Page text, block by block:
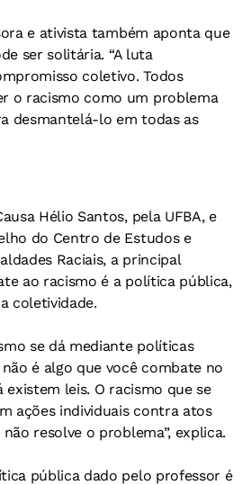
e ativista também aponta que
ser solitária. “A luta
coletivo. Todos
o racismo como um problema
desmantelá-lo em todas as
Hélio Santos, pela UFBA, e
do Centro de Estudos e
Raciais, a principal
ao racismo é a política pública,
coletividade.
se dá mediante políticas
é algo que você combate no
existem leis. O racismo que se
ações individuais contra atos
resolve o problema”, explica.
pública dado pelo professor é